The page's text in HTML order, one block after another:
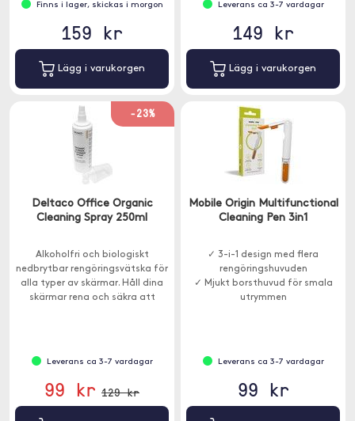
Finns i lager, skickas i morgon
159 kr
Lägg i varukorgen
Leverans ca 3-7 vardagar
149 kr
Lägg i varukorgen
-23%
Deltaco Office Organic
Cleaning Spray 250ml
Alkoholfri och biologiskt
nedbrytbar rengöringsvätska för
alla typer av skärmar. Håll dina
skärmar rena och säkra att
Leverans ca 3-7 vardagar
99 kr 129 kr
Mobile Origin Multifunctional
Cleaning Pen 3in1
✓ 3-i-1 design med flera
rengöringshuvuden
✓ Mjukt borsthuvud för smala
utrymmen
Leverans ca 3-7 vardagar
99 kr